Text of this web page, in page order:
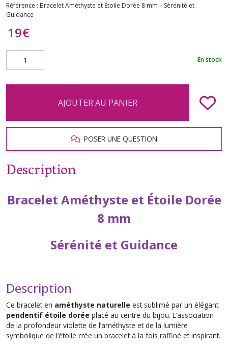
Référence : Bracelet Améthyste et Étoile Dorée 8 mm – Sérénité et
Guidance
19€
En stock
AJOUTER AU PANIER
POSER UNE QUESTION
Description
Bracelet Améthyste et Étoile Dorée
8 mm
Sérénité et Guidance
Description
Ce bracelet en améthyste naturelle est sublimé par un élégant
pendentif étoile dorée placé au centre du bijou. L’association
de la profondeur violette de l’améthyste et de la lumière
symbolique de l’étoile crée un bracelet à la fois raffiné et inspirant.